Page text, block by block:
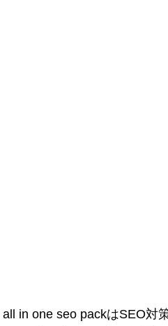
all in one seo packはSEO対